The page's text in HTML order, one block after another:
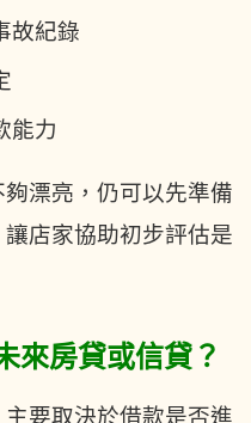
故紀錄
能力
漂亮，仍可以先準備
店家協助初步評估是
來房貸或信貸？
要取決於借款是否進